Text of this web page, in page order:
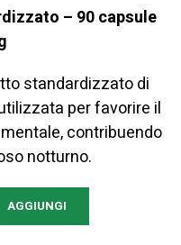
– 90 capsule
standardizzato di
per favorire il
contribuendo
notturno.
AGGIUNGI